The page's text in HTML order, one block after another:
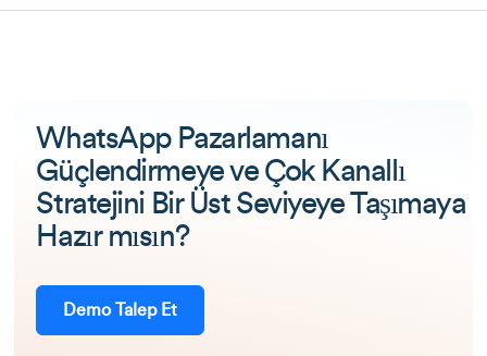
WhatsApp Pazarlamanı
Güçlendirmeye ve Çok Kanallı
Stratejini Bir Üst Seviyeye Taşımaya
Hazır mısın?
Demo Talep Et